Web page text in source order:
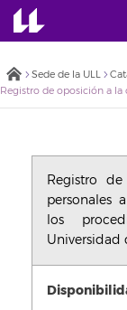
Sede de la ULL
Registro
personales
los
Universidad